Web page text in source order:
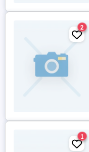
2
1